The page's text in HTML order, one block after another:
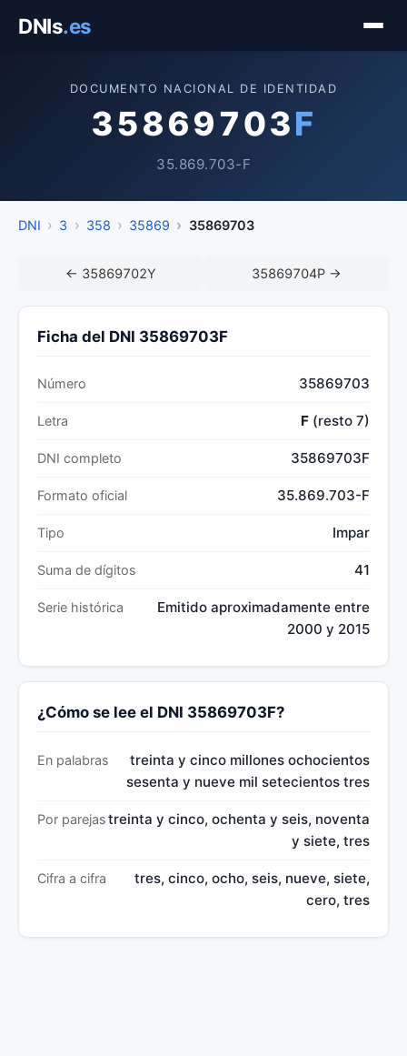
DNIs.es
DOCUMENTO NACIONAL DE IDENTIDAD
35869703F
35.869.703-F
DNI 3 358 35869 35869703
← 35869702Y 35869704P →
Ficha del DNI 35869703F
Número 35869703
Letra F (resto 7)
DNI completo 35869703F
Formato oficial 35.869.703-F
Tipo Impar
Suma de dígitos 41
Serie histórica
Emitido aproximadamente entre
2000 y 2015
¿Cómo se lee el DNI 35869703F?
En palabras
treinta y cinco millones ochocientos
sesenta y nueve mil setecientos tres
Por parejastreinta y cinco, ochenta y seis, noventa
y siete, tres
Cifra a cifra
tres, cinco, ocho, seis, nueve, siete,
cero, tres